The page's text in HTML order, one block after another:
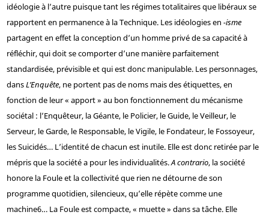
idéologie à l’autre puisque tant les régimes totalitaires que libéraux se
rapportent en permanence à la Technique. Les idéologies en -isme
partagent en effet la conception d’un homme privé de sa capacité à
réfléchir, qui doit se comporter d’une manière parfaitement
standardisée, prévisible et qui est donc manipulable. Les personnages,
dansL’Enquête, ne portent pas de noms mais des étiquettes, en
fonction de leur « apport » au bon fonctionnement du mécanisme
sociétal : l’Enquêteur, la Géante, le Policier, le Guide, le Veilleur, le
Serveur, le Garde, le Responsable, le Vigile, le Fondateur, le Fossoyeur,
les Suicidés… L’identité de chacun est inutile. Elle est donc retirée par le
mépris que la société a pour les individualités.A contrario, la société
honore la Foule et la collectivité que rien ne détourne de son
programme quotidien, silencieux, qu’elle répète comme une
machine6… La Foule est compacte, « muette » dans sa tâche. Elle